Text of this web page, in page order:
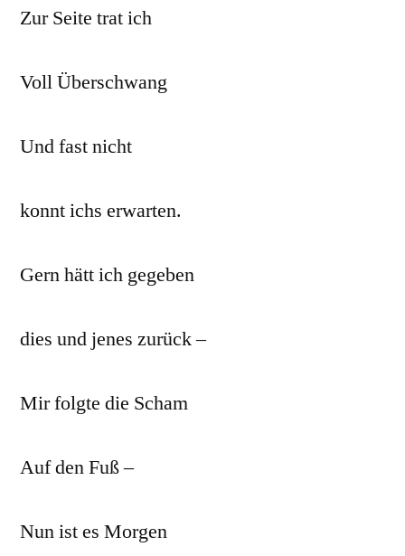
Zur Seite trat ich
Voll Überschwang
Und fast nicht
konnt ichs erwarten.
Gern hätt ich gegeben
dies und jenes zurück –
Mir folgte die Scham
Auf den Fuß –
Nun ist es Morgen